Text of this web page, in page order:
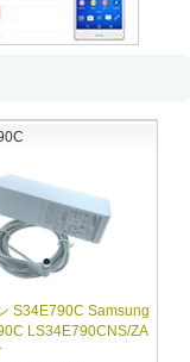
S34E790C Samsung
LS34E790CNS/ZA